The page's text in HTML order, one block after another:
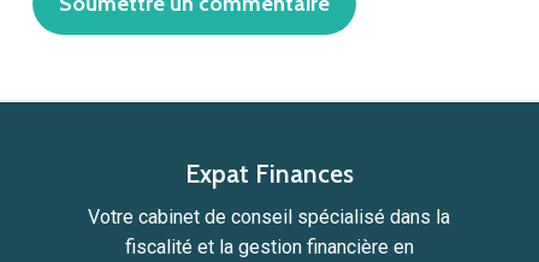
Expat Finances
Votre cabinet de conseil spécialisé dans la
fiscalité et la gestion financière en